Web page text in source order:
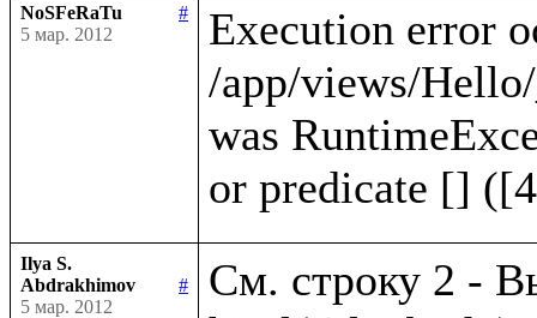
NoSFeRaTu
#
5 мар. 2012
Execution error
/app/views/
was
Ilya S.
Abdrakhimov
#
5 мар. 2012
См. строку 2 -